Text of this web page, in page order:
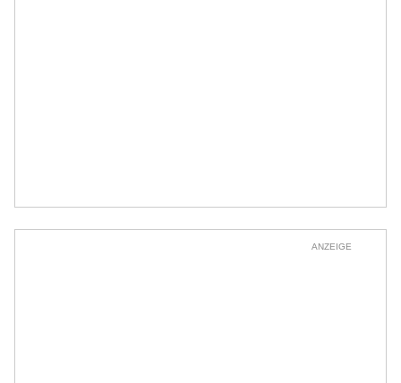
ANZEIGE